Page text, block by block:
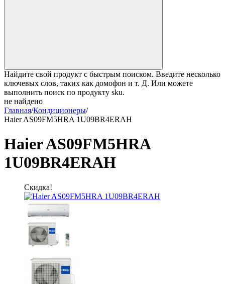
Найдите свой продукт с быстрым поиском. Введите несколько
ключевых слов, таких как домофон и т. Д. Или можете
выполнить поиск по продукту sku.
не найдено
Главная/Кондиционеры/
Haier AS09FM5HRA 1U09BR4ERAH
Haier AS09FM5HRA
1U09BR4ERAH
Скидка!